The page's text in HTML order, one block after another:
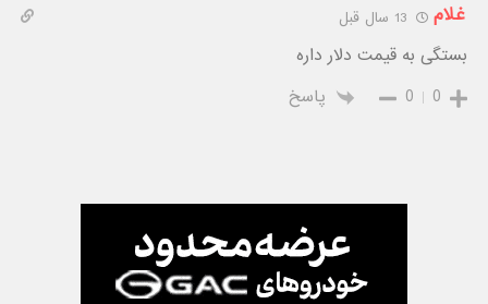
غلام 13 سال قبل
بستگی به قیمت دلار داره
0
0 پاسخ